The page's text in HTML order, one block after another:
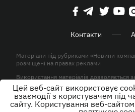
Контакти
Матеріали під рубриками «Новини
розміщені на правах реклами
Використання матеріалів дозволяється
активного гіперпосилання на KP.UA в
© ТОВ «ЮЛАВ МЕДІА» 2026. Всі права
Цей веб-сайт використовує
взаємодії з користувачем під
сайту. Користування веб-